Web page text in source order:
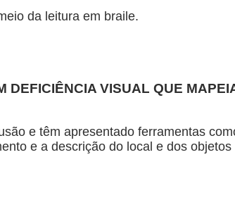
da leitura em braile.
VISUAL QUE
e têm apresentado ferramentas
e a descrição do local e dos objetos